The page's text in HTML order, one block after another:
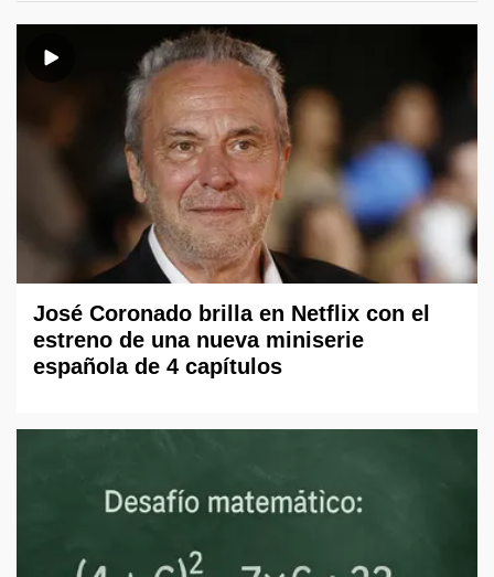
José Coronado brilla en Netflix con el
estreno de una nueva miniserie
española de 4 capítulos